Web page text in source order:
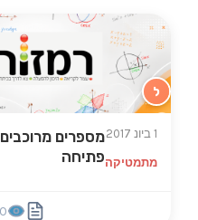
ל
1 ביונ 2017
מתמטיקה
מספרים
פתיחה